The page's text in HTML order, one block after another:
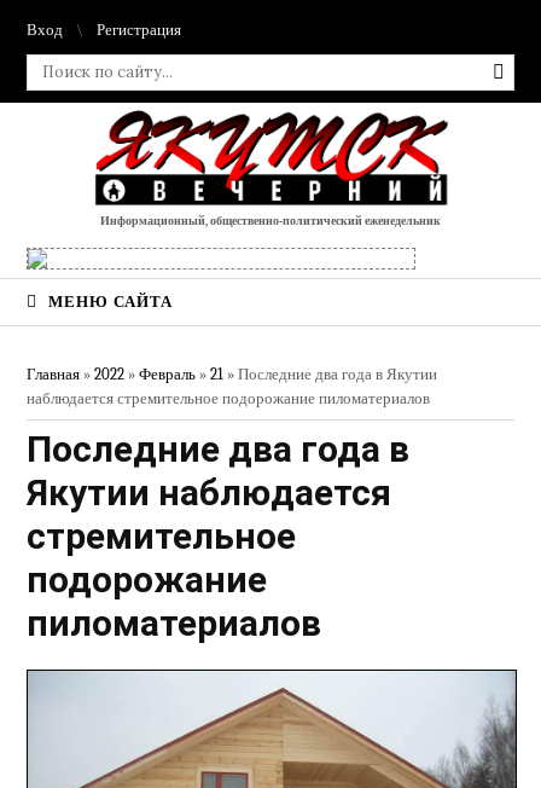
Вход Регистрация
Информационный, общественно-политический еженедельник
МЕНЮ САЙТА
Главная »2022 » Февраль » 21 » Последние два года в Якутии
наблюдается стремительное подорожание пиломатериалов
Последние два года в
Якутии наблюдается
стремительное
подорожание
пиломатериалов